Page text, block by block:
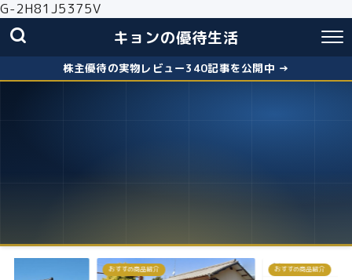
G-2H81J5375V
キョンの優待生活
株主優待の実物レビュー340記事を公開中 →
おすすめ商品紹介 株主優待